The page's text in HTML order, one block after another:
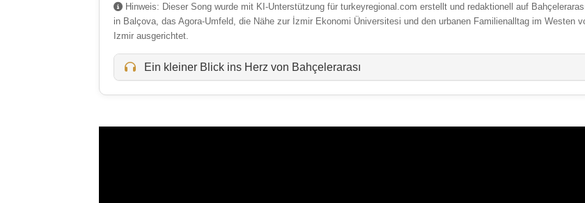
Hinweis: Dieser Song wurde mit KI-Unterstützung für turkeyregional.com erstellt und redaktionell auf
in Balçova, das Agora-Umfeld, die Nähe zur İzmir Ekonomi Üniversitesi und den urbanen Familienalltag im Westen
Izmir ausgerichtet.
Ein kleiner Blick ins Herz von Bahçelerarası